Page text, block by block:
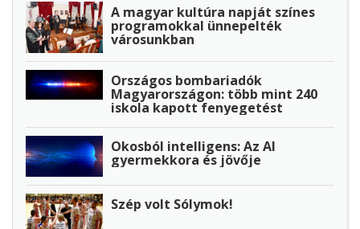
A magyar kultúra napját színes
programokkal ünnepelték
városunkban
Országos bombariadók
Magyarországon: több mint 240
iskola kapott fenyegetést
Okosból intelligens: Az AI
gyermekkora és jövője
Szép volt Sólymok!